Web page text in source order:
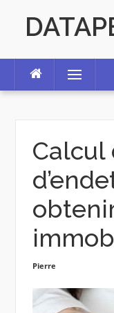
content
Menu
Calcul
Pierre